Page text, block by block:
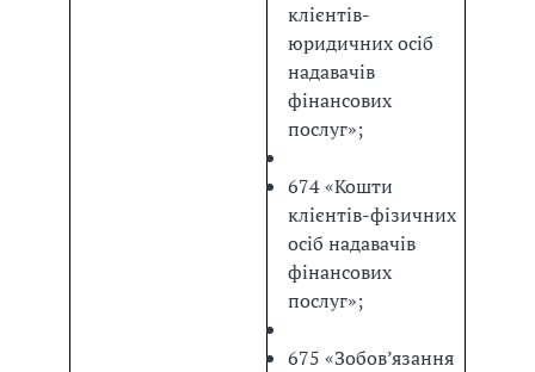
клієнтів-
юридичних осіб
надавачів
фінансових
послуг»;
674«Кошти
клієнтів-фізичних
осіб надавачів
фінансових
послуг»;
675 «Зобов’язання